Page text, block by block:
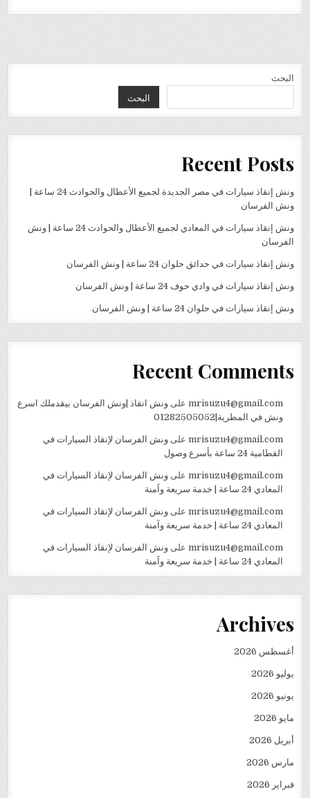
البحث
البحث
Recent Posts
ونش إنقاذ سيارات في مصر الجديدة لجميع الأعطال والحوادث 24 ساعة |
ونش الفرسان
ونش إنقاذ سيارات في المعادي لجميع الأعطال والحوادث 24 ساعة | ونش
الفرسان
ونش إنقاذ سيارات في حدائق حلوان 24 ساعة | ونش الفرسان
ونش إنقاذ سيارات في وادي حوف 24 ساعة | ونش الفرسان
ونش إنقاذ سيارات في حلوان 24 ساعة | ونش الفرسان
Recent Comments
mrisuzu4@gmail.comعلى ونش انقاذ |ونش الفرسان بيقدملك اسرع
ونش في المطرية|01282505052
mrisuzu4@gmail.comعلى ونش الفرسان لإنقاذ السيارات في
القطامية 24 ساعة بأسرع وصول
mrisuzu4@gmail.comعلى ونش الفرسان لإنقاذ السيارات في
المعادي 24 ساعة | خدمة سريعة وآمنة
mrisuzu4@gmail.comعلى ونش الفرسان لإنقاذ السيارات في
المعادي 24 ساعة | خدمة سريعة وآمنة
mrisuzu4@gmail.comعلى ونش الفرسان لإنقاذ السيارات في
المعادي 24 ساعة | خدمة سريعة وآمنة
Archives
أغسطس 2026
يوليو 2026
يونيو 2026
مايو 2026
أبريل 2026
مارس 2026
فبراير 2026